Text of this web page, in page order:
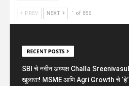
PREV NEXT 1 of 856
RECENT POSTS
SBI चे नवीन अध्यक्ष Challa
खुलासा! MSME आणि Agri Growth चे ‘हे’